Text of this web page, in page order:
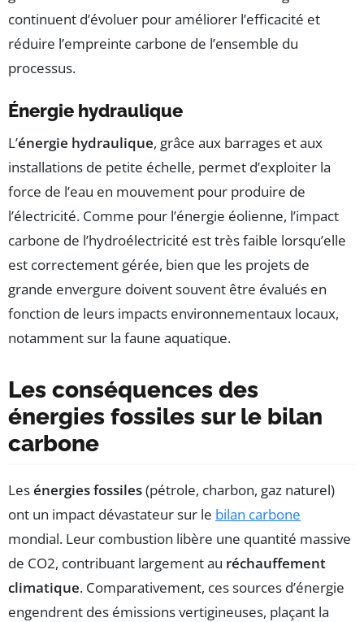
continuent d’évoluer pour améliorer l’efficacité et
réduire l’empreinte carbone de l’ensemble du
processus.
Énergie hydraulique
L’énergie hydraulique, grâce aux barrages et aux
installations de petite échelle, permet d’exploiter la
force de l’eau en mouvement pour produire de
l’électricité. Comme pour l’énergie éolienne, l’impact
carbone de l’hydroélectricité est très faible lorsqu’elle
est correctement gérée, bien que les projets de
grande envergure doivent souvent être évalués en
fonction de leurs impacts environnementaux locaux,
notamment sur la faune aquatique.
Les conséquences des
énergies fossiles sur le bilan
carbone
Lesénergies fossiles(pétrole, charbon, gaz naturel)
ont un impact dévastateur sur le bilan carbone
mondial. Leur combustion libère une quantité massive
de CO2, contribuant largement au réchauffement
climatique. Comparativement, ces sources d’énergie
engendrent des émissions vertigineuses, plaçant la